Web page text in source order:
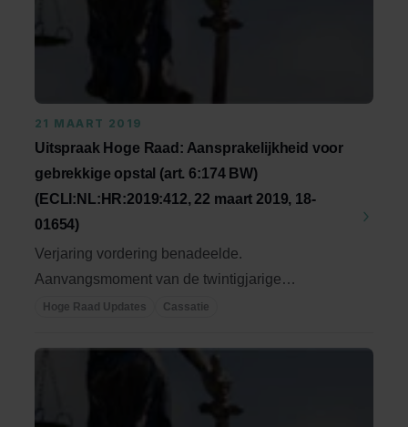
21 MAART 2019
Uitspraak Hoge Raad: Aansprakelijkheid voor
gebrekkige opstal (art. 6:174 BW)
(ECLI:NL:HR:2019:412, 22 maart 2019, 18-
01654)
Verjaring vordering benadeelde.
Aanvangsmoment van de twintigjarige
verjaringstermijn van art. ...
Hoge Raad Updates Cassatie